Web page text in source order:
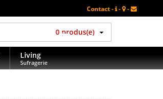
Contact - - -
0 produs(e)
Living
Sufragerie